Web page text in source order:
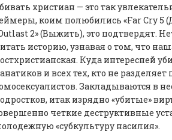
христиан — это так
коим полюбились «Far Cry 5
2» (Выжить), это подтвердят.
историю, узнавая о том, что
Куда интересней
и всех тех, кто не разделяет
Закладываются в
итак изрядно «убитые»
четкие деструктивные
«субкультуру насилия».